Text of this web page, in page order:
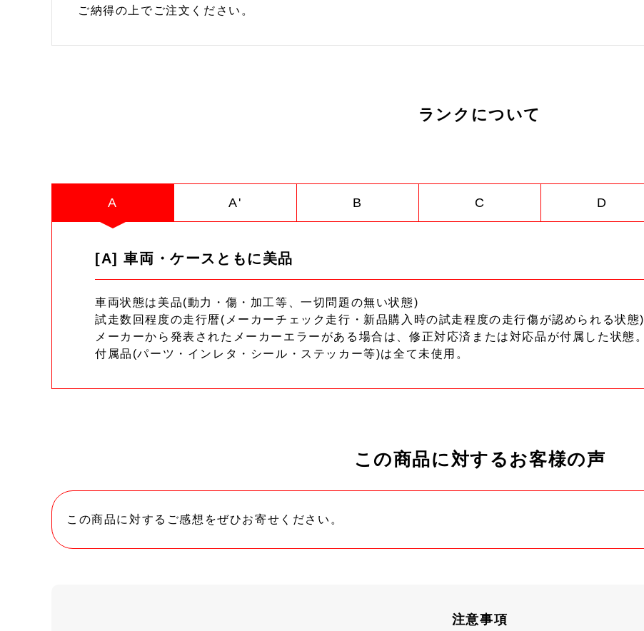
ご納得の上でご注文ください。
ランクについて
A A' B C D
[A] 車両・ケースともに美品
車両状態は美品(動力・傷・加工等、一切問題の無い状態)
試走数回程度の走行暦(メーカーチェック走行・新品購入時の試走程度の走行傷が認められる状態)
メーカーから発表されたメーカーエラーがある場合は、修正対応済または対応品が付属した状態。
付属品(パーツ・インレタ・シール・ステッカー等)は全て未使用。
この商品に対するお客様の声
この商品に対するご感想をぜひお寄せください。
注意事項